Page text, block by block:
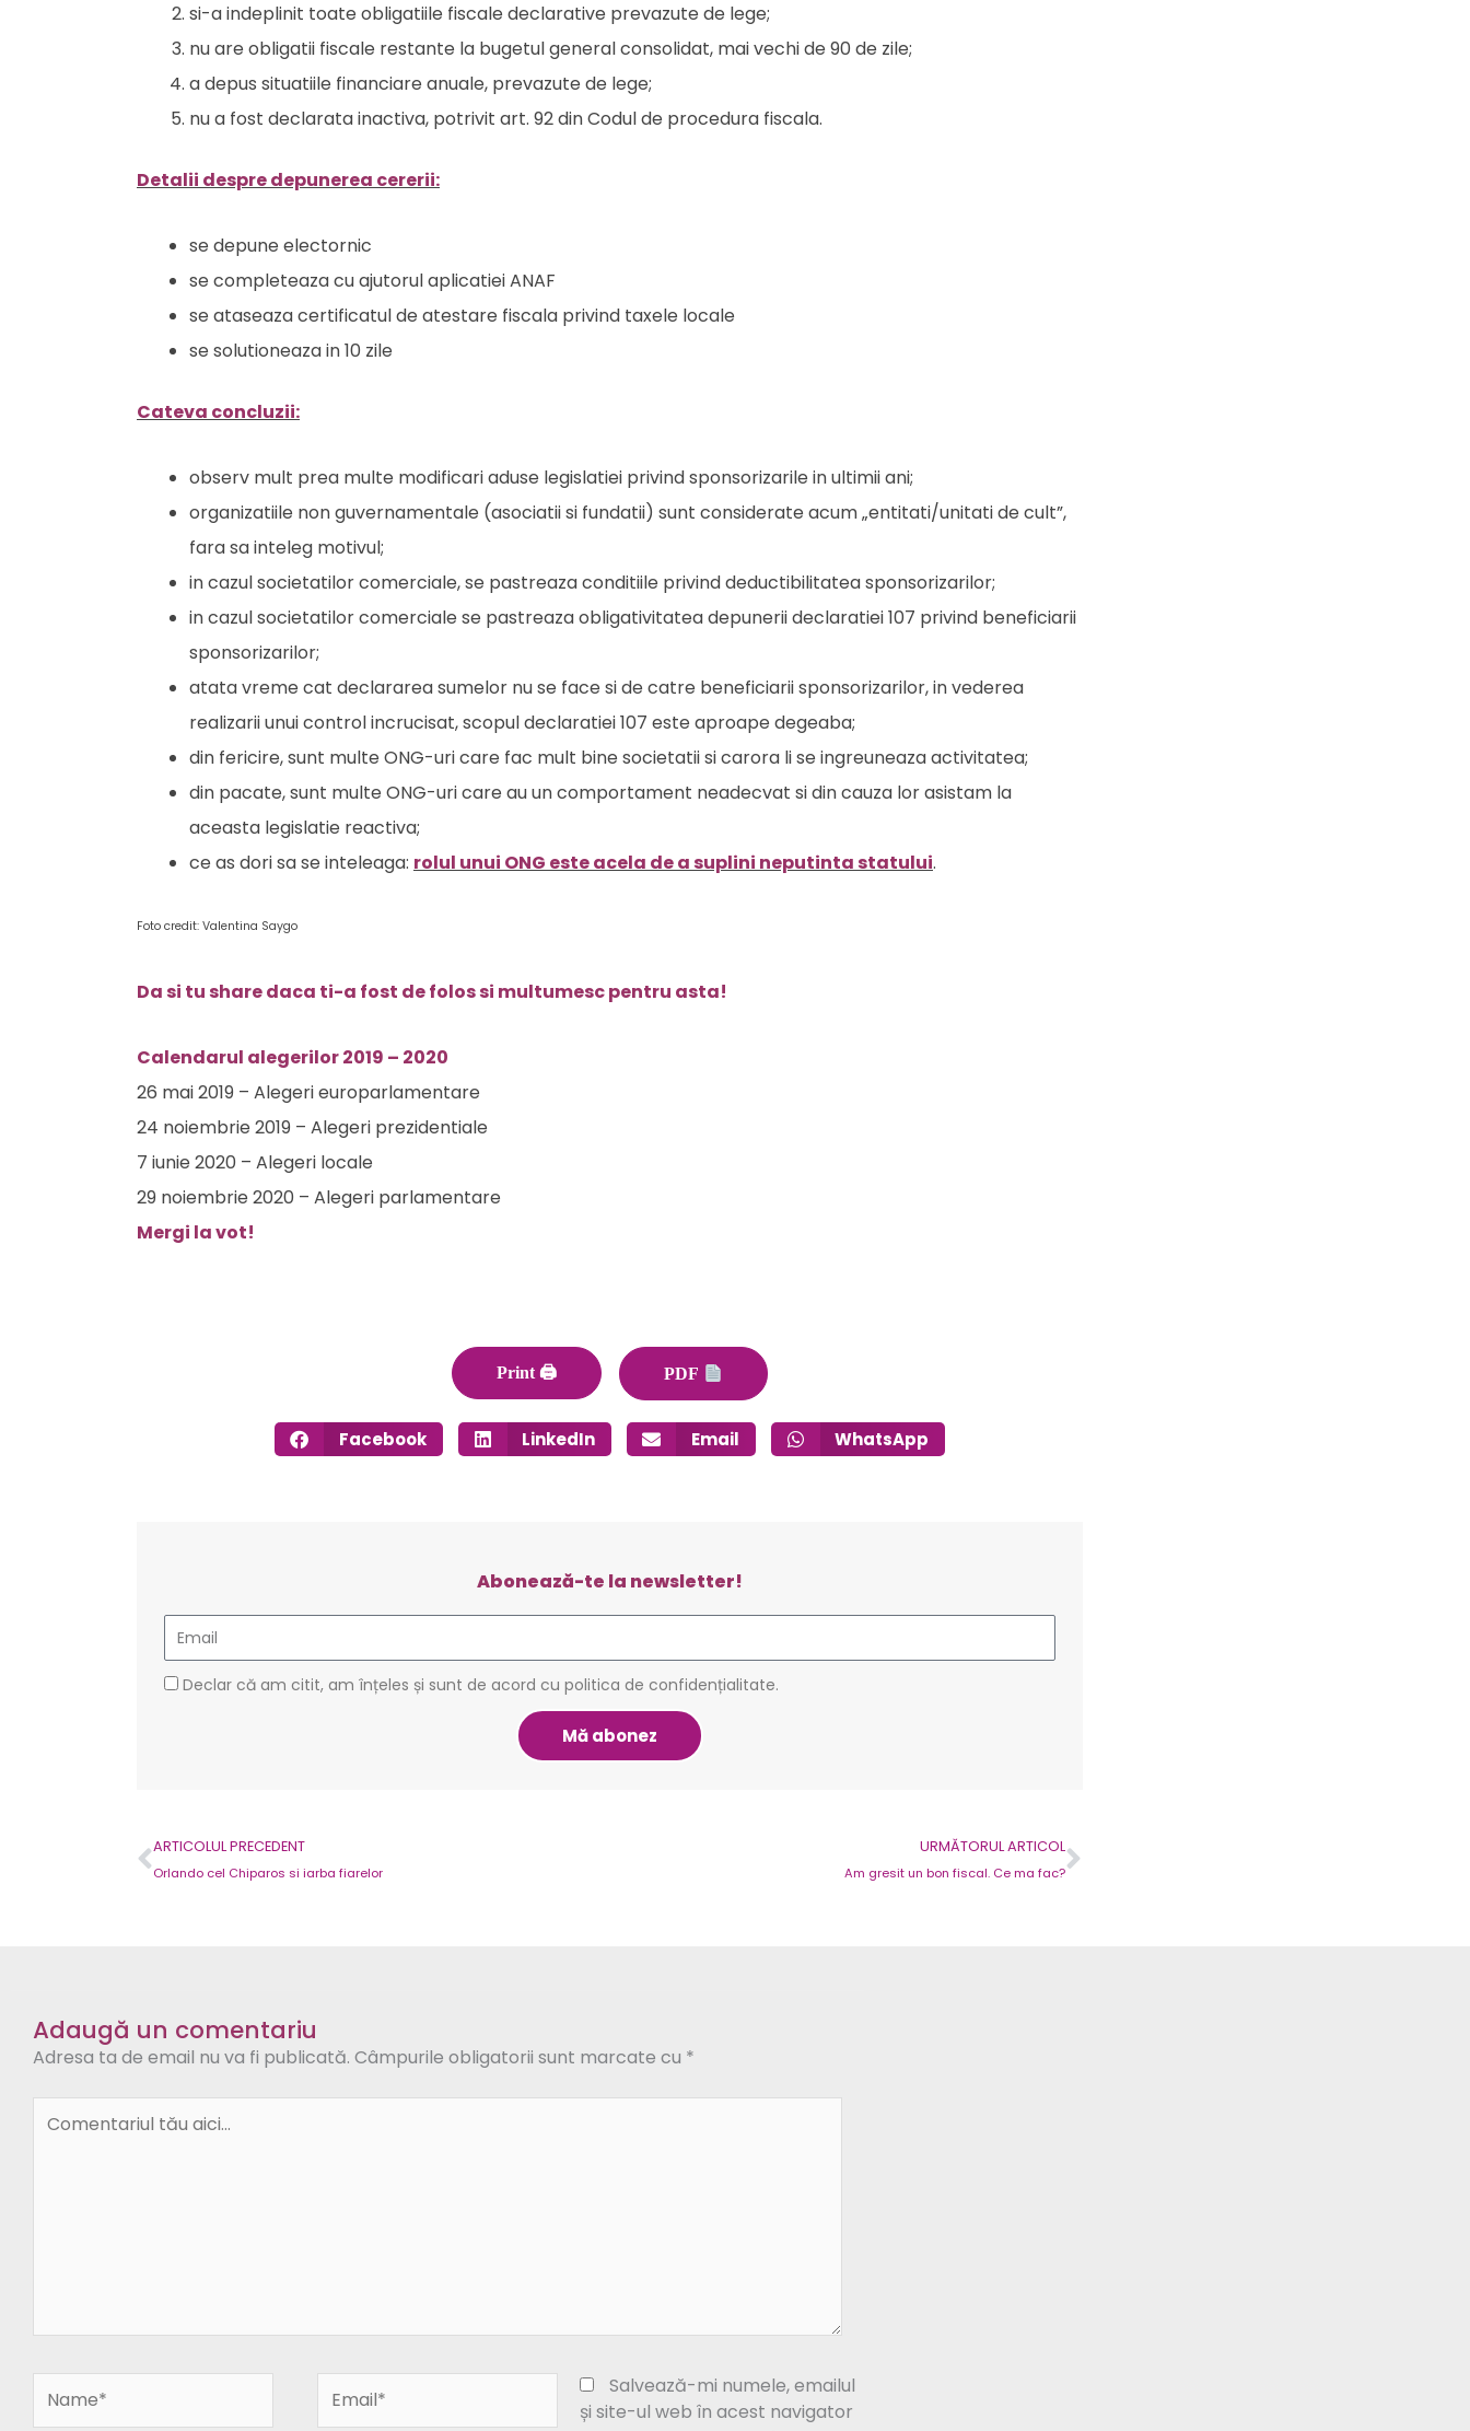
si-a indeplinit toate obligatiile fiscale declarative prevazute de lege;
nu are obligatii fiscale restante la bugetul general consolidat, mai vechi de 90 de zile;
a depus situatiile financiare anuale, prevazute de lege;
nu a fost declarata inactiva, potrivit art. 92 din Codul de procedura fiscala.
Detalii despre depunerea cererii:
se depune electornic
se completeaza cu ajutorul aplicatiei ANAF
se ataseaza certificatul de atestare fiscala privind taxele locale
se solutioneaza in 10 zile
Cateva concluzii:
observ mult prea multe modificari aduse legislatiei privind sponsorizarile in ultimii ani;
organizatiile non guvernamentale (asociatii si fundatii) sunt considerate acum „entitati/unitati de cult”,
fara sa inteleg motivul;
in cazul societatilor comerciale, se pastreaza conditiile privind deductibilitatea sponsorizarilor;
in cazul societatilor comerciale se pastreaza obligativitatea depunerii declaratiei 107 privind beneficiarii
sponsorizarilor;
atata vreme cat declararea sumelor nu se face si de catre beneficiarii sponsorizarilor, in vederea
realizarii unui control incrucisat, scopul declaratiei 107 este aproape degeaba;
din fericire, sunt multe ONG-uri care fac mult bine societatii si carora li se ingreuneaza activitatea;
din pacate, sunt multe ONG-uri care au un comportament neadecvat si din cauza lor asistam la
aceasta legislatie reactiva;
ce as dori sa se inteleaga: rolul unui ONG este acela de a suplini neputinta statului.
Foto credit: Valentina Saygo
Da si tu share daca ti-a fost de folos si multumesc pentru asta!
Calendarul alegerilor 2019 – 2020
26 mai 2019 – Alegeri europarlamentare
24 noiembrie 2019 – Alegeri prezidentiale
7 iunie 2020 – Alegeri locale
29 noiembrie 2020 – Alegeri parlamentare
Mergi la vot!
Print 🖨 PDF
Facebook LinkedIn Email WhatsApp
Abonează-te la newsletter!
Email
GDPR
Declar că am citit, am înțeles și sunt de acord cu politica de confidențialitate.
Mă abonez
Prev
ARTICOLUL PRECEDENT
Orlando cel Chiparos si iarba fiarelor
URMĂTORUL ARTICOL
Am gresit un bon fiscal. Ce ma fac?
Next
Adaugă un comentariu
Adresa ta de email nu va fi publicată. Câmpurile obligatorii sunt marcate cu *
tău
Salvează-mi numele, emailul
și site-ul web în acest navigator